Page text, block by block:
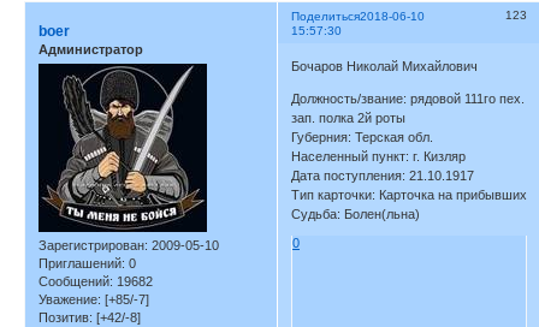
Поделиться 123
2018-06-10
15:57:30
boer
Администратор
Зарегистрирован: 2009-05-10
Приглашений: 0
Сообщений: 19682
Уважение: [+85/-7]
Позитив: [+42/-8]
Бочаров Николай Михайлович
Должность/звание: рядовой 111го пех.
зап. полка 2й роты
Губерния: Терская обл.
Населенный пункт: г. Кизляр
Дата поступления: 21.10.1917
Тип карточки: Карточка на прибывших
Судьба: Болен(льна)
0